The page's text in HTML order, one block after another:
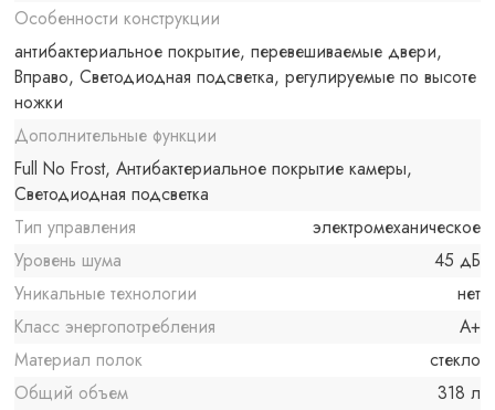
Особенности конструкции
антибактериальное покрытие, перевешиваемые двери,
Вправо, Светодиодная подсветка, регулируемые по высоте
ножки
Дополнительные функции
Full No Frost, Антибактериальное покрытие камеры,
Светодиодная подсветка
Тип управления
электромеханическое
Уровень шума
45 дБ
Уникальные технологии
нет
Класс энергопотребления
A+
Материал полок
стекло
Общий объем
318 л